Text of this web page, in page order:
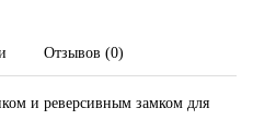
Отзывов (0)
и реверсивным замком для